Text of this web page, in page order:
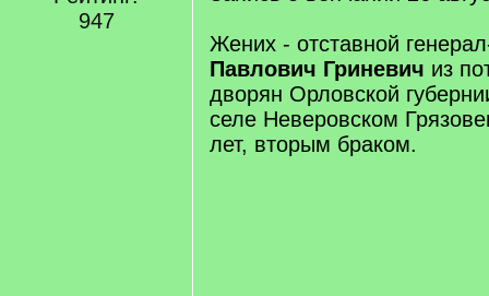
947
Жених - отставной
Павлович Гриневич из
дворян Орловской
селе Неверовском
лет, вторым браком.